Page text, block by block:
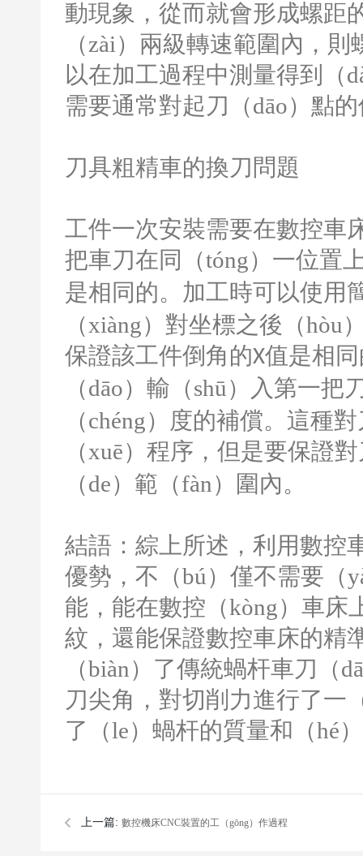
動現象，從而就會形成螺距
（zài）兩級轉速範圍內，
以在加工過程中測量得到（
需要通常對起刀（dāo）點
刀具粗精車的換刀問題
工件一次安裝需要在數控車
把車刀在同（tóng）一位置
是相同的。加工時可以使用
（xiàng）對坐標之後（hòu
保證該工件倒角的X值是相
（dāo）輸（shū）入第一把
（chéng）度的補償。這種
（xuē）程序，但是要保證
（de）範（fàn）圍內。
結語：綜上所述，利用數控
優勢，不（bú）僅不需要（
能，能在數控（kòng）車床
紋，還能保證數控車床的精
（biàn）了傳統蝸杆車刀（
刀尖角，對切削力進行了一
了（le）蝸杆的質量和（hé
上一篇: 數控機床CNC裝置的工（gōng）作過程